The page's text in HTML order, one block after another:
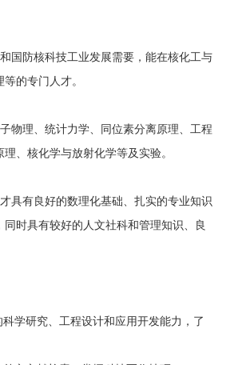
国防核科技工业发展需要，能在核化工与
的专门人才。
物理、统计力学、同位素分离原理、工程
、核化学与放射化学等及实验。
具有良好的数理化基础、扎实的专业知识
时具有较好的人文社科和管理知识、良
学研究、工程设计和应用开发能力，了